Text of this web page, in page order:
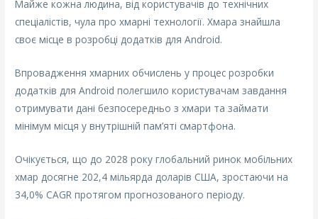
Майже кожна людина, від користувачів до технічних
спеціалістів, чула про хмарні технології. Хмара знайшла
своє місце в розробці додатків для Android.
Впровадження хмарних обчислень у процес розробки
додатків для Android полегшило користувачам завдання
отримувати дані безпосередньо з хмари та займати
мінімум місця у внутрішній пам’яті смартфона.
Очікується, що до 2028 року глобальний ринок мобільних
хмар досягне 202,4 мільярда доларів США, зростаючи на
34,0% CAGR протягом прогнозованого періоду.